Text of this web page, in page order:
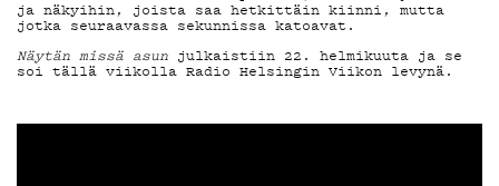
ja näkyihin, joista saa hetkittäin kiinni, mutta
jotka seuraavassa sekunnissa katoavat.
Näytän missä asun julkaistiin 22. helmikuuta ja se
soi tällä viikolla Radio Helsingin Viikon levynä.